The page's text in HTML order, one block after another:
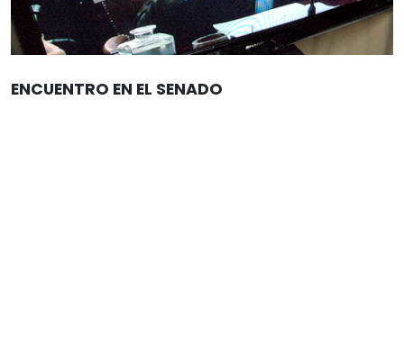
ENCUENTRO EN EL SENADO